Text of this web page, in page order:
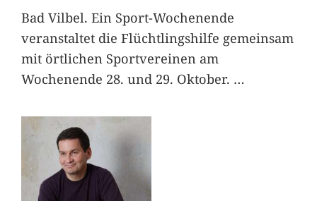
Bad Vilbel. Ein Sport-Wochenende
veranstaltet die Flüchtlingshilfe gemeinsam
mit örtlichen Sportvereinen am
Wochenende 28. und 29. Oktober. …